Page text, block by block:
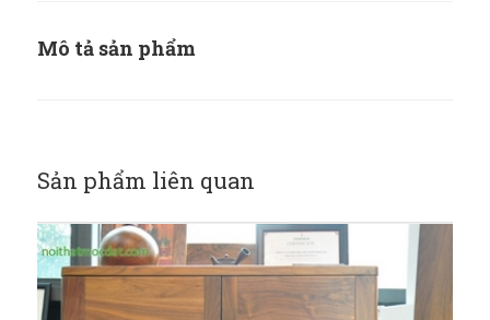
Mô tả sản phẩm
Sản phẩm liên quan